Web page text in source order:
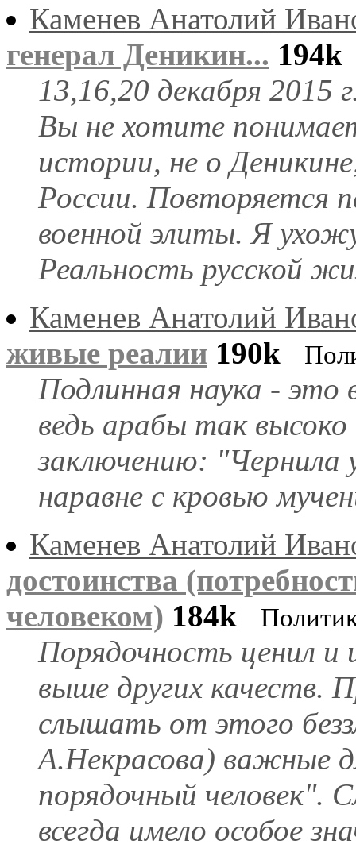
Каменев Анатолий
генерал Деникин... 194k
13,16,20 декабря
Вы не хотите
истории, не о
России. Повторяется
военной элиты. Я
Реальность русской
Каменев Анатолий
живые реалии 190k
Подлинная наука - это
ведь арабы так
заключению: "Чернила
наравне с кровью
Каменев Анатолий
достоинства
человеком) 184k
Порядочность ценил и
выше других качеств.
слышать от этого
А.Некрасова) важные
порядочный человек".
всегда имело особое